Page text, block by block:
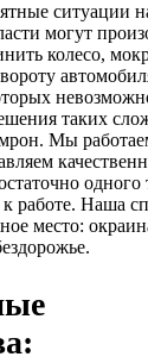
ситуации
могут
колесо,
таких
Мы
одного
работе. Наша
место: